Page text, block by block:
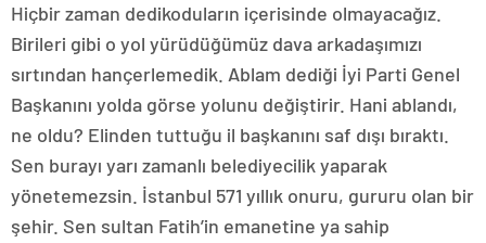
Hiçbir zaman dedikoduların içerisinde olmayacağız.
Birileri gibi o yol yürüdüğümüz dava arkadaşımızı
sırtından hançerlemedik. Ablam dediği İyi Parti Genel
Başkanını yolda görse yolunu değiştirir. Hani ablandı,
ne oldu? Elinden tuttuğu il başkanını saf dışı bıraktı.
Sen burayı yarı zamanlı belediyecilik yaparak
yönetemezsin. İstanbul 571 yıllık onuru, gururu olan bir
şehir. Sen sultan Fatih’in emanetine ya sahip